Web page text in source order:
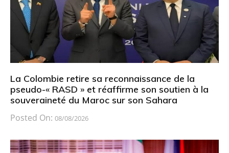
La Colombie retire sa reconnaissance de la
pseudo-« RASD » et réaffirme son soutien à la
souveraineté du Maroc sur son Sahara
Posted On: 08/08/2026